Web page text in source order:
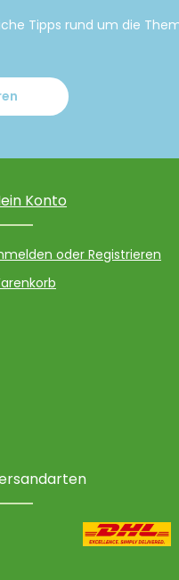
Tipps rund um die
Konto
oder Registrieren